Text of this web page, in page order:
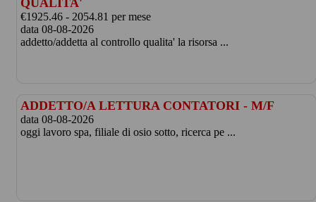
QUALITA'
€1925.46 - 2054.81 per mese
data 08-08-2026
addetto/addetta al controllo qualita' la risorsa ...
ADDETTO/A LETTURA CONTATORI - M/F
data 08-08-2026
oggi lavoro spa, filiale di osio sotto, ricerca pe ...